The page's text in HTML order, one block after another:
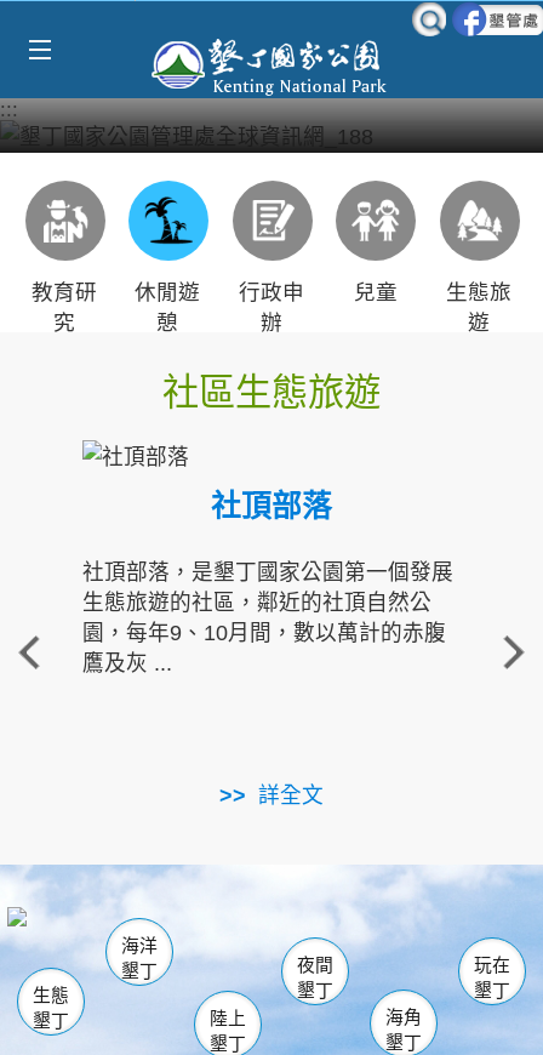
:::
教育研
究
休閒遊
憩
行政申
辦
兒童
生態旅
遊
社區生態旅遊
社頂部落
社頂部落，是墾丁國家公園第一個發展
生態旅遊的社區，鄰近的社頂自然公
園，每年9、10月間，數以萬計的赤腹
鷹及灰 ...
詳全文
重
走進
南仁湖
海生館
恆春 佳樂水
龍鑾潭自然中心 森林遊樂區
瓊麻館
關山 墾管處遊客中心
社頂公園 風吹沙
船帆石
白砂 龍磐公園
香蕉灣
砂島
鵝鑾鼻
生態
墾丁
海洋
墾丁
陸上
墾丁
夜間
墾丁
海角
墾丁
玩在
墾丁